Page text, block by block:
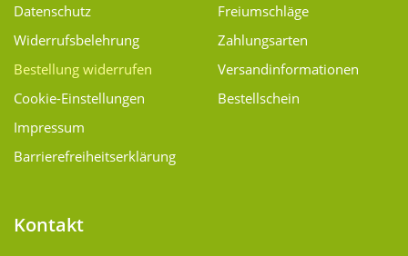
Datenschutz
Widerrufsbelehrung
Bestellung widerrufen
Cookie-Einstellungen
Impressum
Barrierefreiheitserklärung
Freiumschläge
Zahlungsarten
Versand­informationen
Bestellschein
Kontakt